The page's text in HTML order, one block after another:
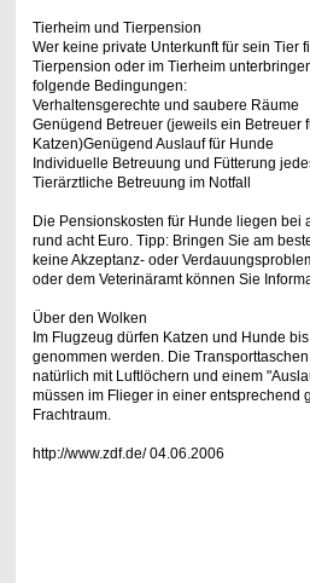
Tierheim und Tierpension
Wer keine private Unterkunft für sein Tier
Tierpension oder im Tierheim
folgende Bedingungen:
Verhaltensgerechte und saubere Räume
Genügend Betreuer (jeweils ein Betreuer
Katzen)Genügend Auslauf für Hunde
Individuelle Betreuung und Fütterung
Tierärztliche Betreuung im Notfall
Die Pensionskosten für Hunde liegen bei
rund acht Euro. Tipp: Bringen Sie am
keine Akzeptanz- oder
oder dem Veterinäramt können Sie
Über den Wolken
Im Flugzeug dürfen Katzen und Hunde
genommen werden. Die
natürlich mit Luftlöchern und einem
müssen im Flieger in einer entsprechend
Frachtraum.
http://www.zdf.de/ 04.06.2006